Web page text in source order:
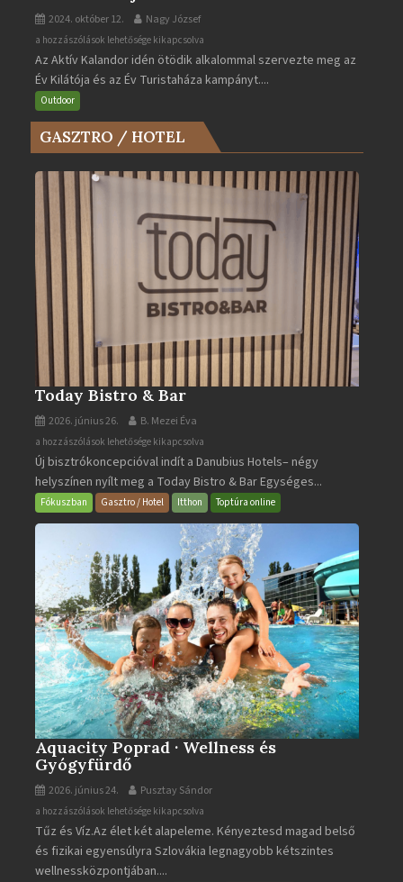
2024. október 12. Nagy József
Az
Év
Kilátója
és
az
Év
bejegyzéshez
a hozzászólások lehetősége kikapcsolva
Az Aktív Kalandor idén ötödik alkalommal szervezte meg az
Év Kilátója és az Év Turistaháza kampányt....
Outdoor
GASZTRO / HOTEL
Today Bistro & Bar
2026. június 26. B. Mezei Éva
Today
Bistro
&
Bar
bejegyzéshez
a hozzászólások lehetősége kikapcsolva
Új bisztrókoncepcióval indít a Danubius Hotels– négy
helyszínen nyílt meg a Today Bistro & Bar Egységes...
Fókuszban Gasztro / Hotel Itthon Toptúra online
Aquacity Poprad · Wellness és
Gyógyfürdő
2026. június 24. Pusztay Sándor
Aquacity
Poprad
·
Wellness
a hozzászólások lehetősége kikapcsolva
Tűz és Víz.Az élet két alapeleme. Kényeztesd magad belső
és fizikai egyensúlyra Szlovákia legnagyobb kétszintes
wellnessközpontjában....